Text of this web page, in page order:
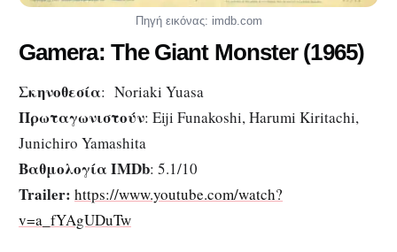
Πηγή εικόνας: imdb.com
Gamera: The Giant Monster (1965)
Σκηνοθεσία: Noriaki Yuasa
Πρωταγωνιστούν: Eiji Funakoshi, Harumi Kiritachi,
Junichiro Yamashita
Βαθμολογία IMDb: 5.1/10
Trailer: https://www.youtube.com/watch?
v=a_fYAgUDuTw